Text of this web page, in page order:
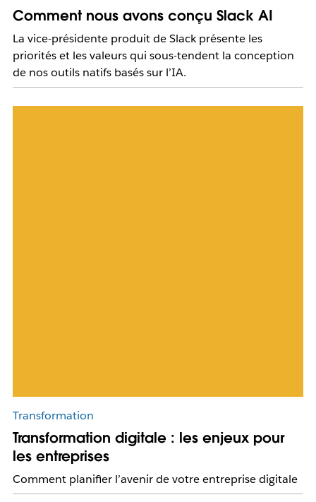
Comment nous avons conçu Slack AI
La vice-présidente produit de Slack présente les
priorités et les valeurs qui sous-tendent la conception
de nos outils natifs basés sur l’IA.
Transformation
Transformation digitale : les enjeux pour
les entreprises
Comment planifier l’avenir de votre entreprise digitale